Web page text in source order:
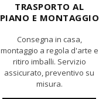
TRASPORTO AL
PIANO E MONTAGGIO
Consegna in casa,
montaggio a regola d'arte e
ritiro imballi. Servizio
assicurato, preventivo su
misura.